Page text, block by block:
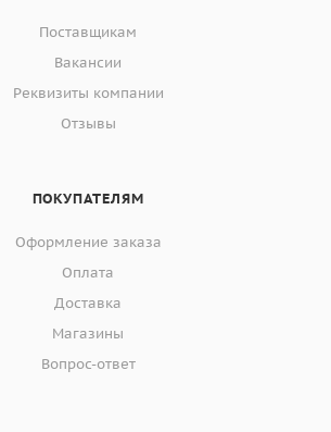
Поставщикам
Вакансии
Реквизиты компании
Отзывы
ПОКУПАТЕЛЯМ
Оформление заказа
Оплата
Доставка
Магазины
Вопрос-ответ